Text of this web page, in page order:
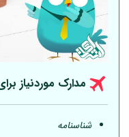
مدارک موردنیاز
شناسنامه